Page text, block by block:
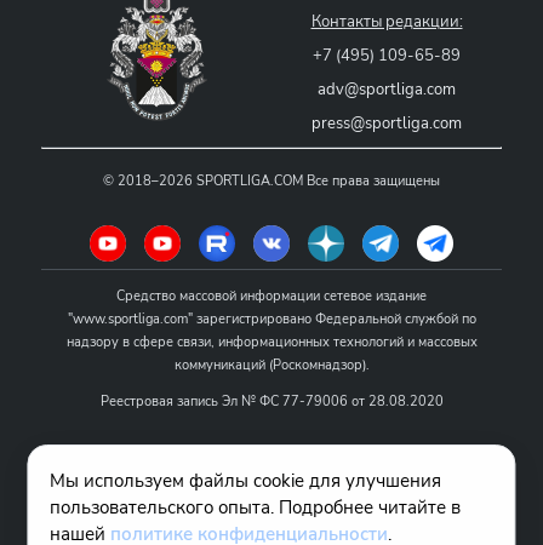
Контакты редакции:
+7 (495) 109-65-89
adv@sportliga.com
press@sportliga.com
© 2018–2026 SPORTLIGA.COM Все права защищены
Средство массовой информации сетевое издание
"www.sportliga.com" зарегистрировано Федеральной службой по
надзору в сфере связи, информационных технологий и массовых
коммуникаций (Роскомнадзор).
Реестровая запись Эл № ФС 77-79006 от 28.08.2020
Название - www.sportliga.com
Учредитель СМИ сетевого издания "www.sportliga.com": ИП Чамин
О.Н.
Мы используем файлы cookie для улучшения
пользовательского опыта. Подробнее читайте в
нашей политике конфиденциальности.